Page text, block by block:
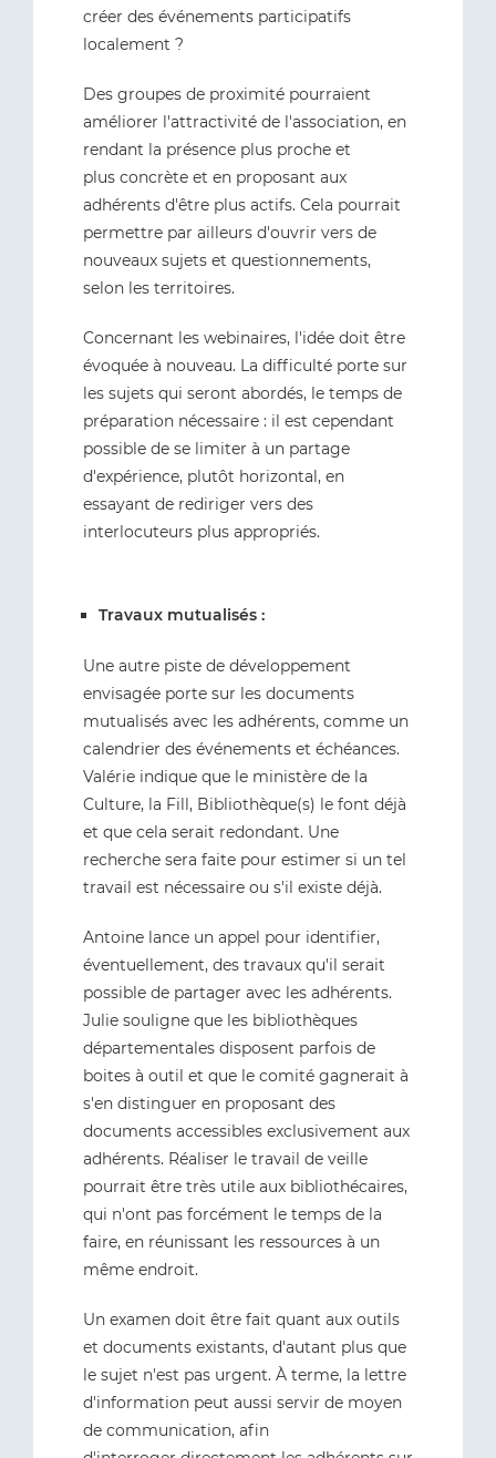
créer des événements participatifs
localement ?
Des groupes de proximité pourraient
améliorer l'attractivité de l'association, en
rendant la présence plus proche et
plus concrète et en proposant aux
adhérents d'être plus actifs. Cela pourrait
permettre par ailleurs d'ouvrir vers de
nouveaux sujets et questionnements,
selon les territoires.
Concernant les webinaires, l'idée doit être
évoquée à nouveau. La difficulté porte sur
les sujets qui seront abordés, le temps de
préparation nécessaire : il est cependant
possible de se limiter à un partage
d'expérience, plutôt horizontal, en
essayant de rediriger vers des
interlocuteurs plus appropriés.
Travaux mutualisés :
Une autre piste de développement
envisagée porte sur les documents
mutualisés avec les adhérents, comme un
calendrier des événements et échéances.
Valérie indique que le ministère de la
Culture, la Fill, Bibliothèque(s) le font déjà
et que cela serait redondant. Une
recherche sera faite pour estimer si un tel
travail est nécessaire ou s'il existe déjà.
Antoine lance un appel pour identifier,
éventuellement, des travaux qu'il serait
possible de partager avec les adhérents.
Julie souligne que les bibliothèques
départementales disposent parfois de
boites à outil et que le comité gagnerait à
s'en distinguer en proposant des
documents accessibles exclusivement aux
adhérents. Réaliser le travail de veille
pourrait être très utile aux bibliothécaires,
qui n'ont pas forcément le temps de la
faire, en réunissant les ressources à un
même endroit.
Un examen doit être fait quant aux outils
et documents existants, d'autant plus que
le sujet n'est pas urgent. À terme, la lettre
d'information peut aussi servir de moyen
de communication, afin